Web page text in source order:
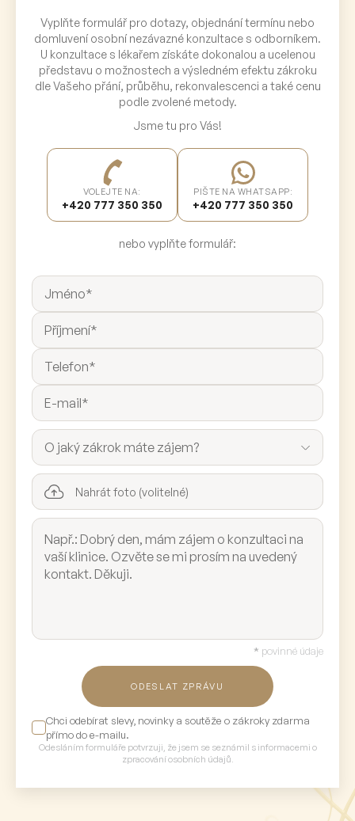
Vyplňte formulář pro dotazy, objednání termínu nebo
domluvení osobní nezávazné konzultace s odborníkem.
U konzultace s lékařem získáte dokonalou a ucelenou
představu o možnostech a výsledném efektu zákroku
dle Vašeho přání, průběhu, rekonvalescenci a také cenu
podle zvolené metody.
Jsme tu pro Vás!
VOLEJTE NA:
+420 777 350 350
PIŠTE NA WHATSAPP:
+420 777 350 350
nebo vyplňte formulář:
Nahrát foto (volitelné)
* povinné údaje
ODESLAT ZPRÁVU
Chci odebírat slevy, novinky a soutěže o zákroky zdarma
přímo do e-mailu.
Odesláním formuláře potvrzuji, že jsem se seznámil s informacemi o
zpracování osobních údajů.